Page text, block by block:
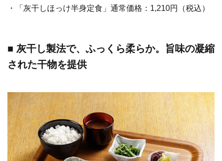
・「灰干しほっけ半身定食」通常価格：1,210円（税込）
■ 灰干し製法で、ふっくら柔らか。旨味の凝縮
された干物を提供